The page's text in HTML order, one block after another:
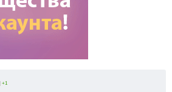
+1